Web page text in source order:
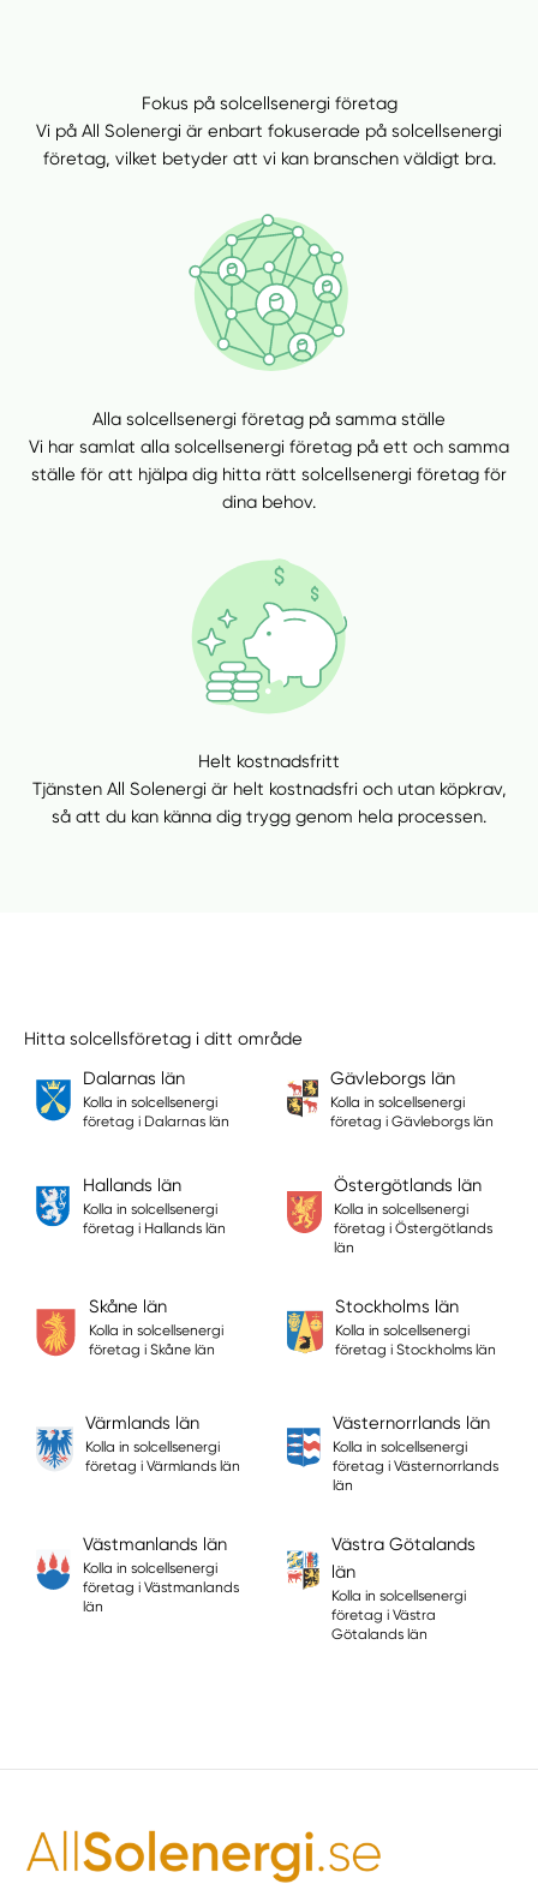
Fokus på solcellsenergi företag
Vi på All Solenergi är enbart fokuserade på solcellsenergi
företag, vilket betyder att vi kan branschen väldigt bra.
Alla solcellsenergi företag på samma ställe
Vi har samlat alla solcellsenergi företag på ett och samma
ställe för att hjälpa dig hitta rätt solcellsenergi företag för
dina behov.
Helt kostnadsfritt
Tjänsten All Solenergi är helt kostnadsfri och utan köpkrav,
så att du kan känna dig trygg genom hela processen.
Hitta solcellsföretag i ditt område
Dalarnas län
Kolla in solcellsenergi
företag i Dalarnas län
Gävleborgs län
Kolla in solcellsenergi
företag i Gävleborgs län
Hallands län
Kolla in solcellsenergi
företag i Hallands län
Östergötlands län
Kolla in solcellsenergi
företag i Östergötlands
län
Skåne län
Kolla in solcellsenergi
företag i Skåne län
Stockholms län
Kolla in solcellsenergi
företag i Stockholms län
Värmlands län
Kolla in solcellsenergi
företag i Värmlands län
Västernorrlands län
Kolla in solcellsenergi
företag i Västernorrlands
län
Västmanlands län
Kolla in solcellsenergi
företag i Västmanlands
län
Västra Götalands
län
Kolla in solcellsenergi
företag i Västra
Götalands län